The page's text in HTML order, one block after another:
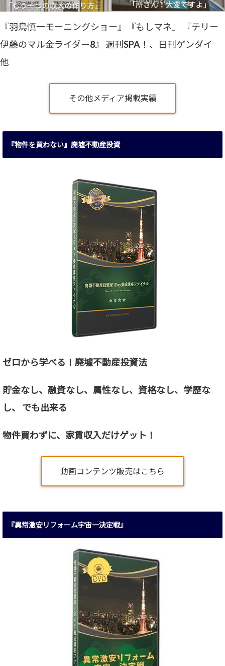
『羽鳥慎一モーニングショー』『もしマネ』 『テリー
伊藤のマル金ライダー8』 週刊SPA！、日刊ゲンダイ
他
その他メディア掲載実績
『物件を買わない』廃墟不動産投資
ゼロから学べる！廃墟不動産投資法
貯金なし、融資なし、属性なし、資格なし、 学歴な
し、 でも出来る
物件買わずに、家賃収入だけゲット！
動画コンテンツ販売はこちら
『異常激安リフォーム宇宙一決定戦』